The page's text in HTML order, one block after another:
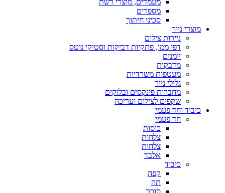
מעמדים, מוצרי רשת
מספרים
סכיני חיתוך
מוצרי נייר
ניירות צילום
דפי ממו, פתקיות דביקות וסטיקי נוטס
יומנים
מדבקות
מעטפות משרדיות
גלילי נייר
מחברות פינקסים ובלוקים
שקפים לצילום ועריכה
כיבוד וחד פעמי
חד פעמי
כוסות
צלחות
צלחות
אלבד
כיבוד
קפה
תה
סוכר